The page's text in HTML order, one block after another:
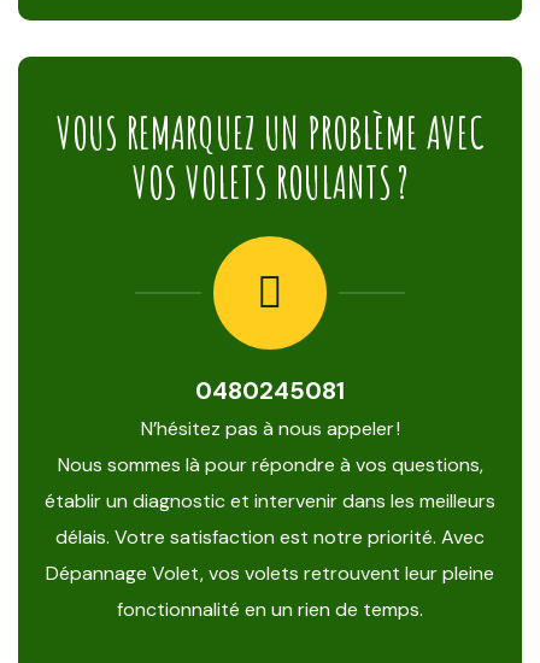
VOUS REMARQUEZ UN PROBLÈME AVEC
VOS VOLETS ROULANTS ?
0480245081
N’hésitez pas à nous appeler !
Nous sommes là pour répondre à vos questions,
établir un diagnostic et intervenir dans les meilleurs
délais. Votre satisfaction est notre priorité. Avec
Dépannage Volet, vos volets retrouvent leur pleine
fonctionnalité en un rien de temps.